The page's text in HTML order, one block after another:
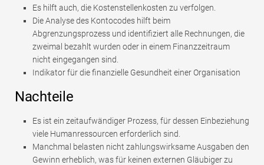
Es hilft auch, die Kostenstellenkosten zu verfolgen.
Die Analyse des Kontocodes hilft beim
Abgrenzungsprozess und identifiziert alle Rechnungen, die
zweimal bezahlt wurden oder in einem Finanzzeitraum
nicht eingegangen sind.
Indikator für die finanzielle Gesundheit einer Organisation
Nachteile
Es ist ein zeitaufwändiger Prozess, für dessen Einbeziehung
viele Humanressourcen erforderlich sind.
Manchmal belasten nicht zahlungswirksame Ausgaben den
Gewinn erheblich, was für keinen externen Gläubiger zu